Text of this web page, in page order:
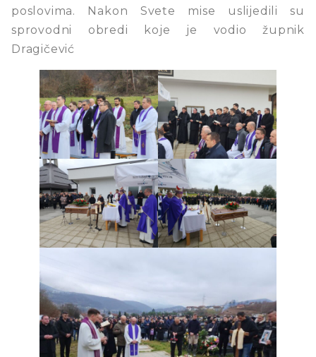
poslovima. Nakon Svete mise uslijedili su
sprovodni obredi koje je vodio župnik
Dragičević